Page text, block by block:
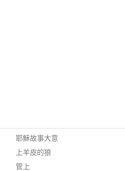
耶穌故事大意
上羊皮的狼
管上